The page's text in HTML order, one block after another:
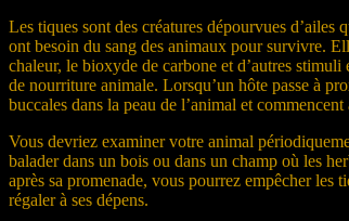
Les tiques sont des créatures dépourvues
ont besoin du sang des animaux pour survivre.
chaleur, le bioxyde de carbone et d’autres
de nourriture animale. Lorsqu’un hôte passe à
buccales dans la peau de l’animal et commencent
Vous devriez examiner votre animal
balader dans un bois ou dans un champ où les
après sa promenade, vous pourrez empêcher
régaler à ses dépens.